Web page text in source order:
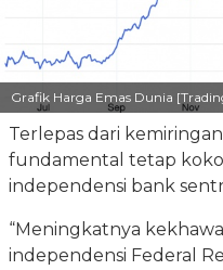
Grafik Harga Emas Dunia
Terlepas dari
fundamental tetap
independensi bank
“Meningkatnya
independensi Federal